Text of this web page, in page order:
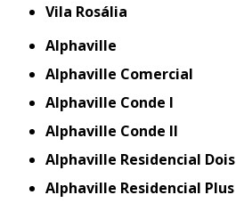
Vila Rosália
Alphaville
Alphaville Comercial
Alphaville Conde I
Alphaville Conde II
Alphaville Residencial Dois
Alphaville Residencial Plus